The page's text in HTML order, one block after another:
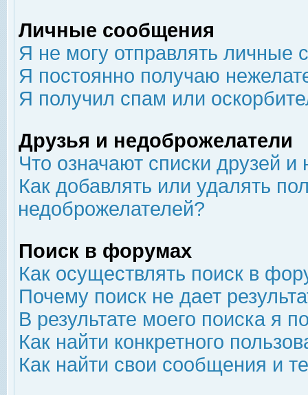
Личные сообщения
Я не могу отправлять личные
Я постоянно получаю
Я получил спам или
Друзья и недоброжелатели
Что означают списки друзей
Как добавлять или удалять
недоброжелателей?
Поиск в форумах
Как осуществлять поиск в
Почему поиск не дает
В результате моего поиска я
Как найти конкретного
Как найти свои сообщения и